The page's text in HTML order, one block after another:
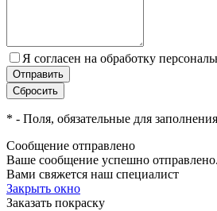
Я согласен на обработку
* - Поля, обязательные для заполнения
Сообщение отправлено
Ваше сообщение успешно
Вами свяжется наш специалист
Закрыть окно
Заказать покраску